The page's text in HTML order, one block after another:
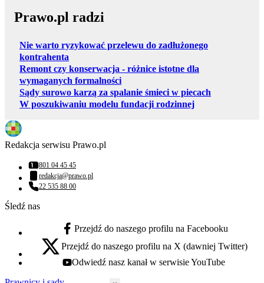
Prawo.pl radzi
Nie warto ryzykować przelewu do zadłużonego
kontrahenta
Remont czy konserwacja - różnice istotne dla
wymaganych formalności
Sądy surowo karzą za spalanie śmieci w piecach
W poszukiwaniu modelu fundacji rodzinnej
Redakcja serwisu Prawo.pl
Numer telefonu:
801 04 45 45
Adres email:
redakcja@prawo.pl
Numer telefonu:
22 535 88 00
Śledź nas
facebook - otwiera się w nowej karcie
Przejdź do naszego profilu na Facebooku
x - otwiera się w nowej karcie
Przejdź do naszego profilu na X (dawniej Twitter)
youtube - otwiera się w nowej karcie
Odwiedź nasz kanał w serwisie YouTube